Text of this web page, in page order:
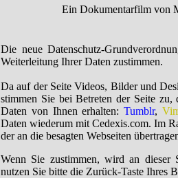
Ein Dokumentarfilm von
Die neue Datenschutz-
Weiterleitung Ihrer Daten zustimmen.
Da auf der Seite Videos, Bilder und
stimmen Sie bei Betreten der Seite zu,
Daten von Ihnen erhalten:Tumblr,
Daten wiederum mit Cedexis.com. Im
der an die besagten Webseiten
Wenn Sie zustimmen, wird an dieser
nutzen Sie bitte die Zurück-Taste Ihres